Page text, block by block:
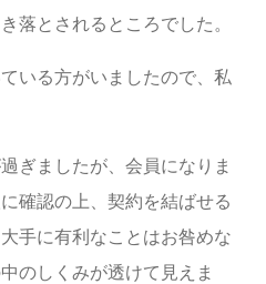
落とされるところでした。
いる方がいましたので、私
ぎましたが、会員になりま
確認の上、契約を結ばせる
手に有利なことはお咎めな
のしくみが透けて見えま